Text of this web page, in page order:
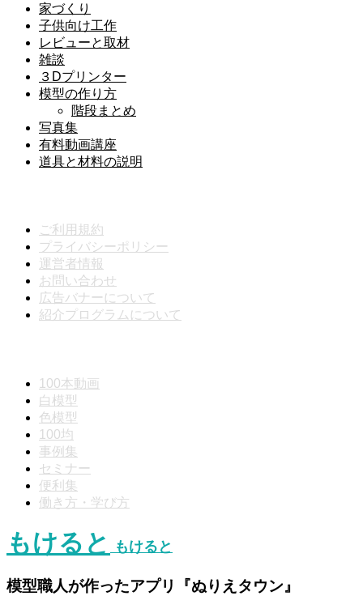
家づくり
子供向け工作
レビューと取材
雑談
３Dプリンター
模型の作り方
階段まとめ
写真集
有料動画講座
道具と材料の説明
ご利用規約
プライバシーポリシー
運営者情報
お問い合わせ
広告バナーについて
紹介プログラムについて
100本動画
白模型
色模型
100均
事例集
セミナー
便利集
働き方・学び方
もけると もけると
模型職人が作ったアプリ『ぬりえタウン』